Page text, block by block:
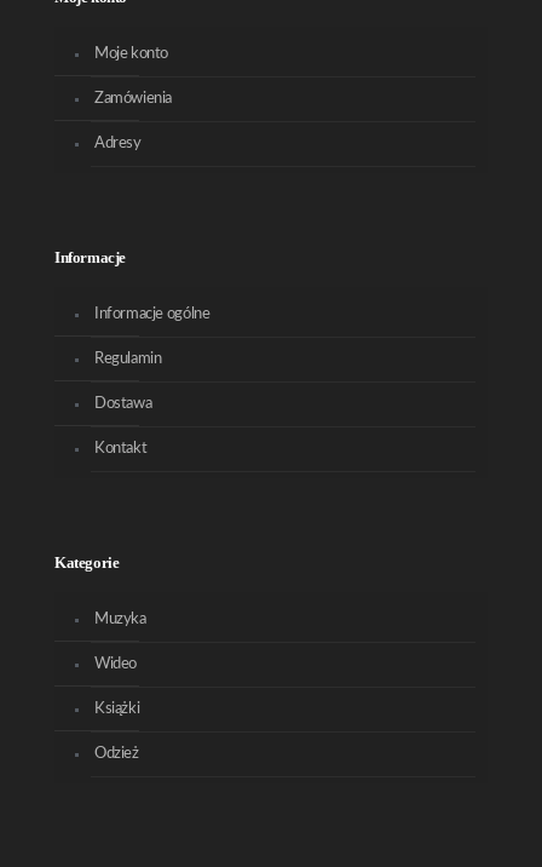
Moje konto
Zamówienia
Adresy
Informacje
Informacje ogólne
Regulamin
Dostawa
Kontakt
Kategorie
Muzyka
Wideo
Książki
Odzież